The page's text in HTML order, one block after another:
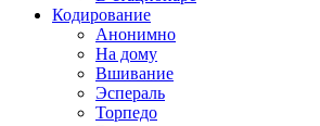
Кодирование
Анонимно
На дому
Вшивание
Эспераль
Торпедо